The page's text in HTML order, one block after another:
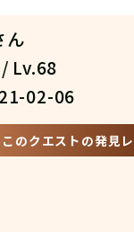
ん
Lv.68
02-06
このクエストの発見